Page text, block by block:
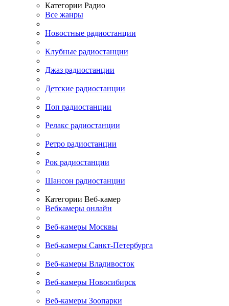
Категории Радио
Все жанры
Новостные радиостанции
Клубные радиостанции
Джаз радиостанции
Детские радиостанции
Поп радиостанции
Релакс радиостанции
Ретро радиостанции
Рок радиостанции
Шансон радиостанции
Категории Веб-камер
Вебкамеры онлайн
Веб-камеры Москвы
Веб-камеры Санкт-Петербурга
Веб-камеры Владивосток
Веб-камеры Новосибирск
Веб-камеры Зоопарки